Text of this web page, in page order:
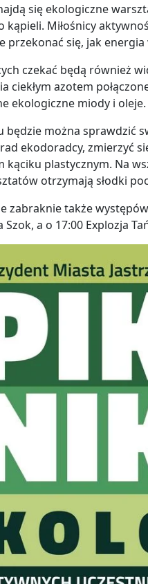
się ekologiczne
kąpieli. Miłośnicy
przekonać się, jak
czekać będą również
ciekłym azotem
ekologiczne miody i oleje.
będzie można sprawdzić
ekodoradcy, zmierzyć
kąciku plastycznym. Na
otrzymają słodki
zabraknie także
Szok, a o 17:00 Explozja